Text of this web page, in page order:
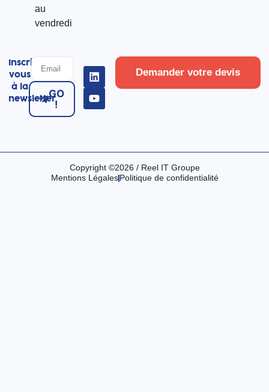
au
vendredi
Inscrivez-
vous
à la
newsletterGO
!
Demander votre devis
Copyright ©2026 / Reel IT Groupe
Mentions LégalesPolitique de confidentialité